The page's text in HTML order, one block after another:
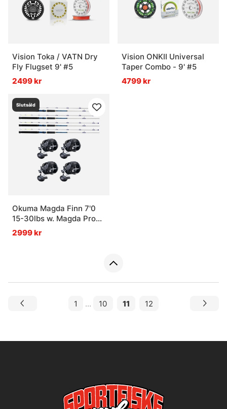
Vision Toka / VATN Dry
Fly Flugset 9' #5
2499 kr
Vision ONKII Universal
Taper Combo - 9' #5
4799 kr
Slutsåld
Okuma Magda Finn 7'0
15-30lbs w. Magda Pro
20DXT Trolling Combo 4-
Pack
2999 kr
1 ... 10 11 12